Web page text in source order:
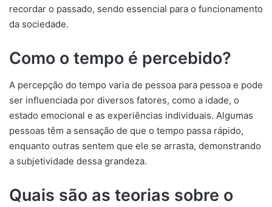
recordar o passado, sendo essencial para o funcionamento
da sociedade.
Como o tempo é percebido?
A percepção do tempo varia de pessoa para pessoa e pode
ser influenciada por diversos fatores, como a idade, o
estado emocional e as experiências individuais. Algumas
pessoas têm a sensação de que o tempo passa rápido,
enquanto outras sentem que ele se arrasta, demonstrando
a subjetividade dessa grandeza.
Quais são as teorias sobre o